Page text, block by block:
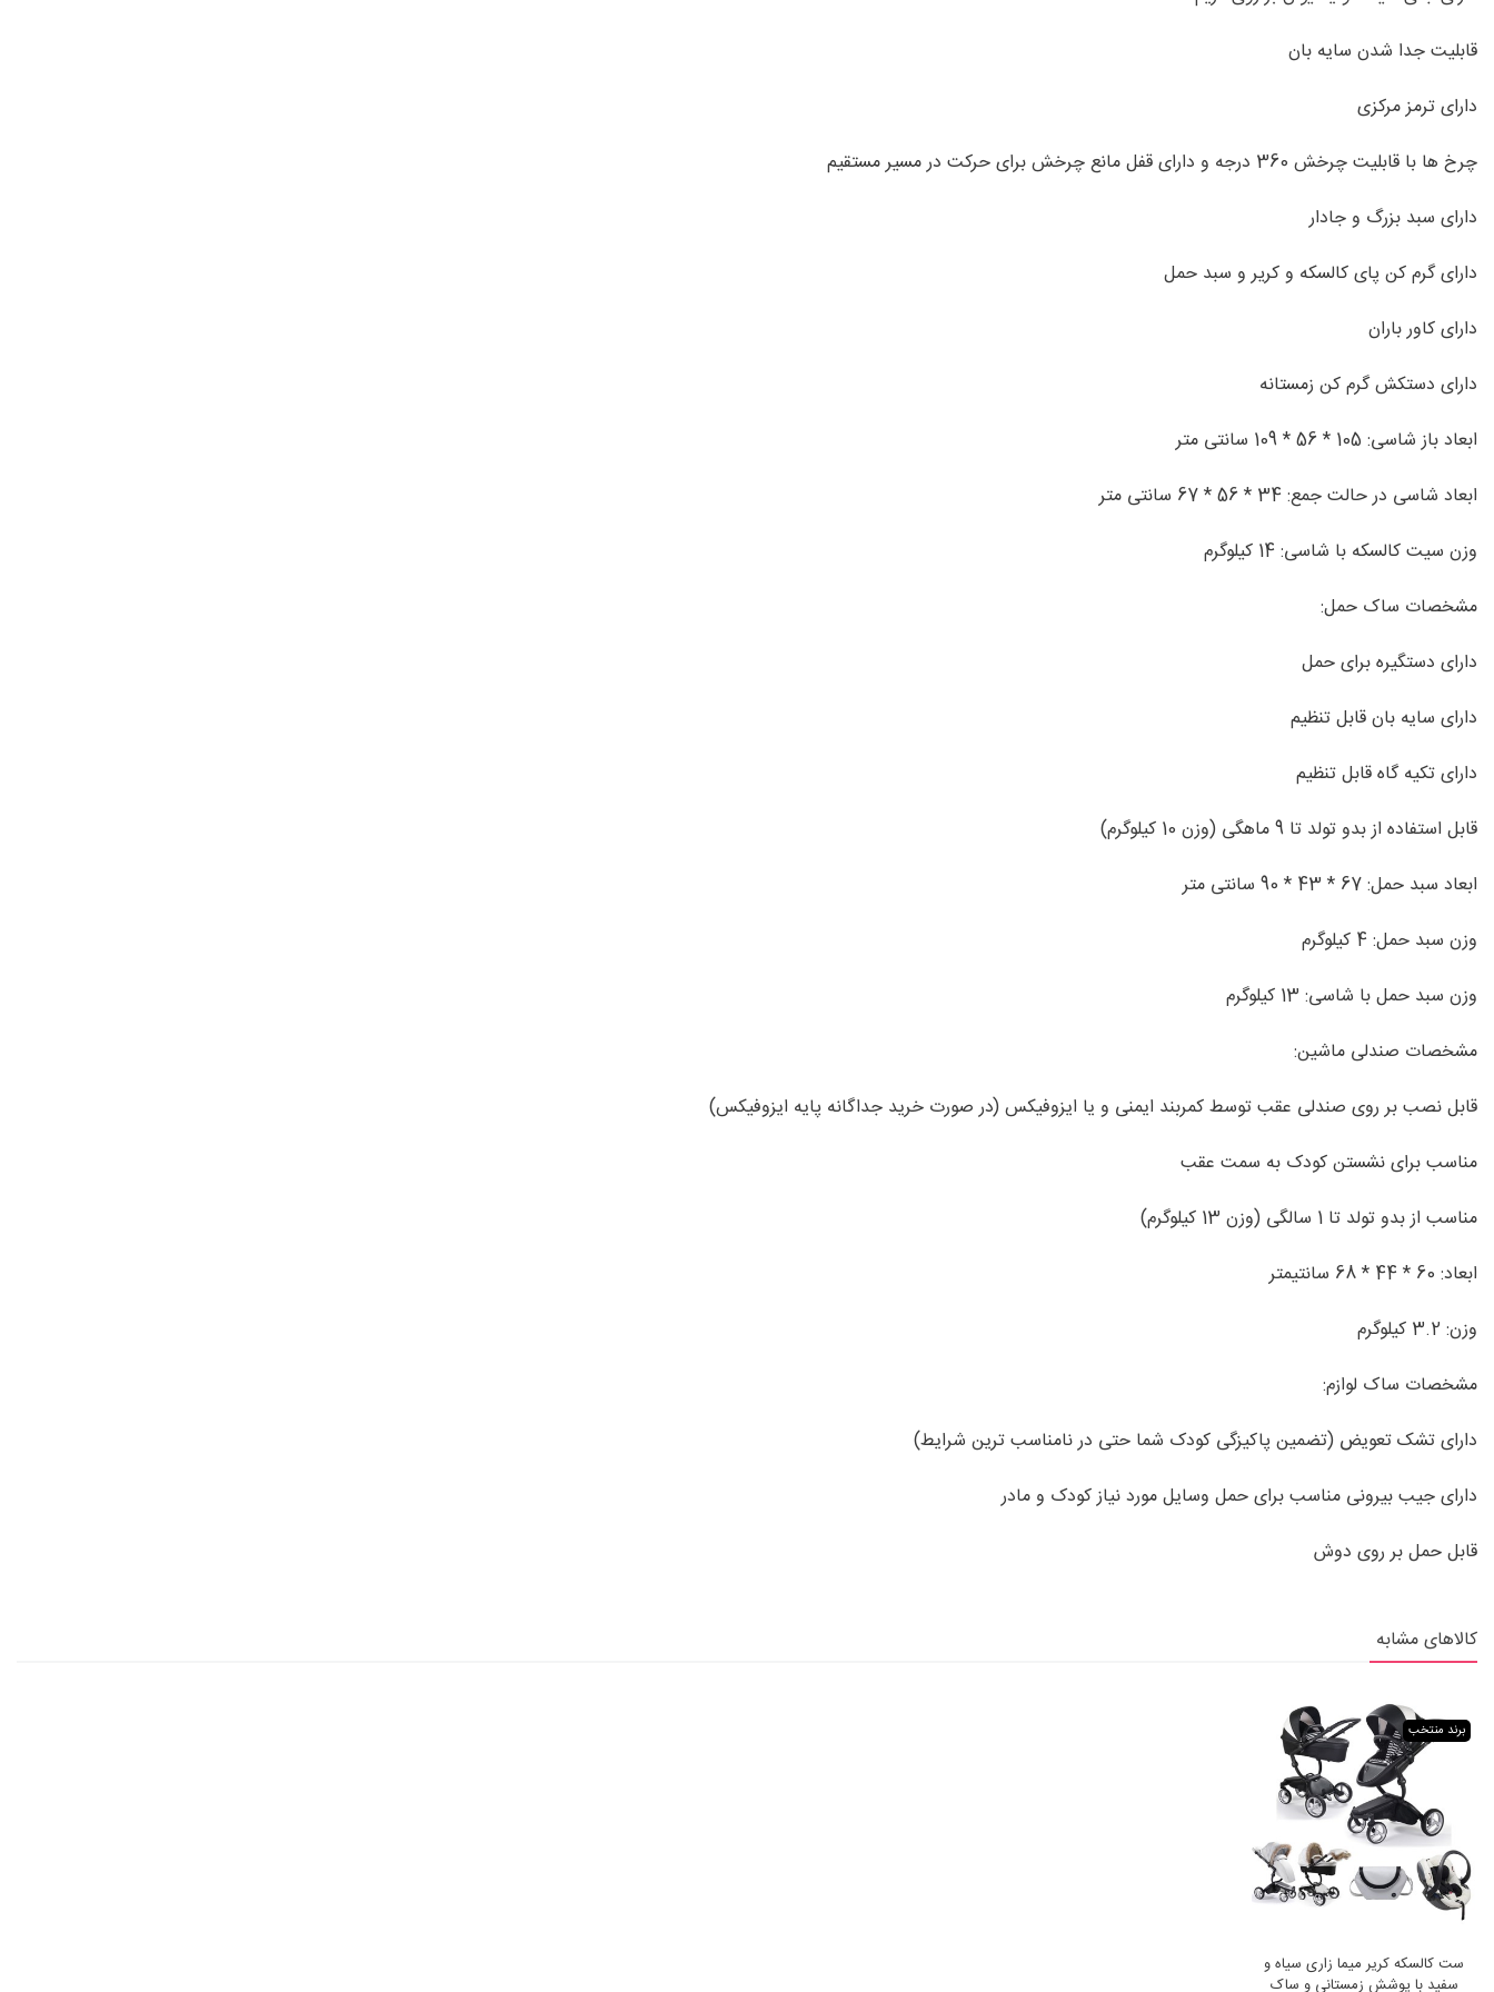
قابلیت جدا شدن سایه بان
دارای ترمز مرکزی
چرخ ها با قابلیت چرخش 360 درجه و دارای قفل مانع چرخش برای حرکت در مسیر مستقیم
دارای سبد بزرگ و جادار
دارای گرم كن پای كالسكه و كرير و سبد حمل
دارای كاور باران
دارای دستكش گرم كن زمستانه
ابعاد باز شاسی: 105 * 56 * 109 سانتی متر
ابعاد شاسی در حالت جمع: 34 * 56 * 67 سانتی متر
وزن سیت کالسکه با شاسی: 14 کیلوگرم
مشخصات ساک حمل:
دارای دستگیره برای حمل
دارای سایه بان قابل تنظیم
دارای تکیه گاه قابل تنظیم
قابل استفاده از بدو تولد تا 9 ماهگی (وزن 10 کیلوگرم)
ابعاد سبد حمل: 67 * 43 * 90 سانتی متر
وزن سبد حمل: 4 کیلوگرم
وزن سبد حمل با شاسی: 13 کیلوگرم
مشخصات صندلی ماشین:
قابل نصب بر روی صندلی عقب توسط کمربند ایمنی و یا ایزوفیکس (در صورت خرید جداگانه پایه ایزوفیکس)
مناسب برای نشستن کودک به سمت عقب
مناسب از بدو تولد تا 1 سالگی (وزن 13 کیلوگرم)
ابعاد: 60 * 44 * 68 سانتیمتر
وزن: 3.2 کیلوگرم
مشخصات ساک لوازم:
دارای تشک تعویض (تضمین پاکیزگی کودک شما حتی در نامناسب ترین شرایط)
دارای جیب بیرونی مناسب برای حمل وسایل مورد نیاز کودک و مادر
قابل حمل بر روی دوش
کالاهای مشابه
برند منتخب
ست کالسکه کریر میما زاری سیاه و
سفید با پوشش زمستانی و ساک